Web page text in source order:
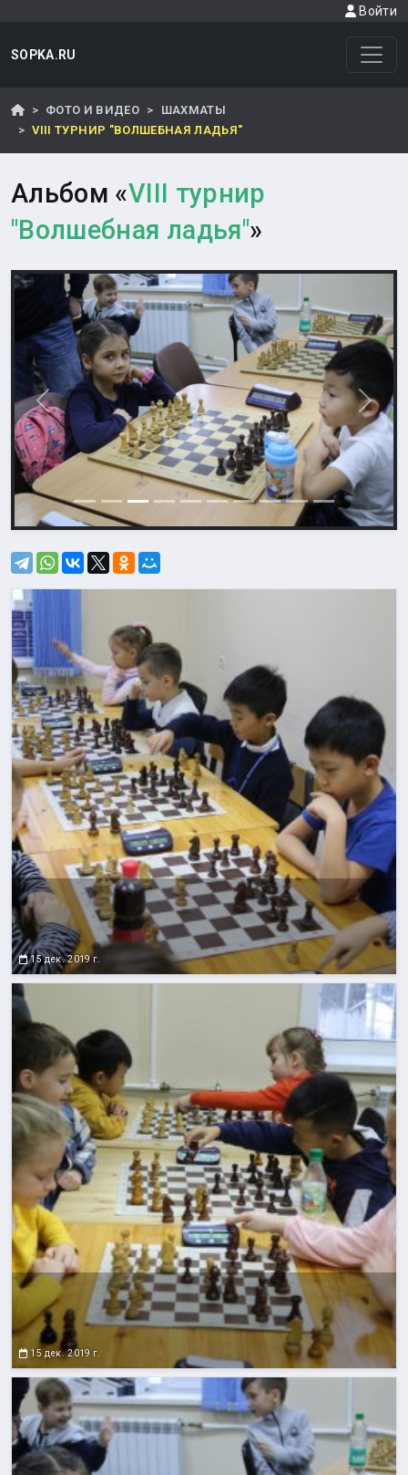
Войти
SOPKA.RU
ФОТО И ВИДЕО
ШАХМАТЫ
VIII ТУРНИР "ВОЛШЕБНАЯ ЛАДЬЯ"
Альбом «VIII турнир
"Волшебная ладья"»
Назад
15 дек. 2019 г.
15 дек. 2019 г.